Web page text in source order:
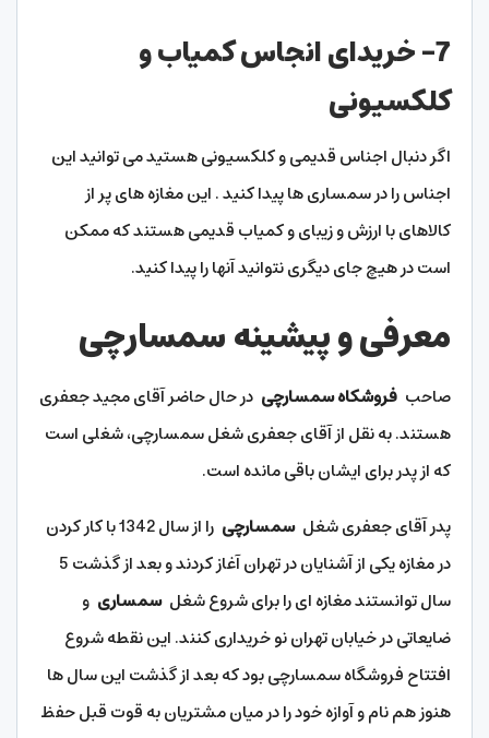
7- خریدای انجاس کمیاب و
کلکسیونی
اگر دنبال اجناس قدیمی و کلکسیونی هستید می توانید این
اجناس را در سمساری ها پیدا کنید . این مغازه های پر از
کالاهای با ارزش و زیبای و کمیاب قدیمی هستند که ممکن
است در هیچ جای دیگری نتوانید آنها را پیدا کنید.
معرفی و پیشینه سمسارچی
صاحب فروشکاه سمسارچی در حال حاضر آقای مجید جعفری
هستند. به نقل از آقای جعفری شغل سمسارچی، شغلی است
که از پدر برای ایشان باقی مانده است.
پدر آقای جعفری شغلسمسارچی
را از سال 1342 با کار کردن
در مغازه یکی از آشنایان در تهران آغاز کردند و بعد از گذشت 5
سال توانستند مغازه ای را برای شروع شغلسمساری و
ضایعاتی در خیابان تهران نو خریداری کنند. این نقطه شروع
افتتاح فروشگاه سمسارچی بود که بعد از گذشت این سال ها
هنوز هم نام و آوازه خود را در میان مشتریان به قوت قبل حفظ